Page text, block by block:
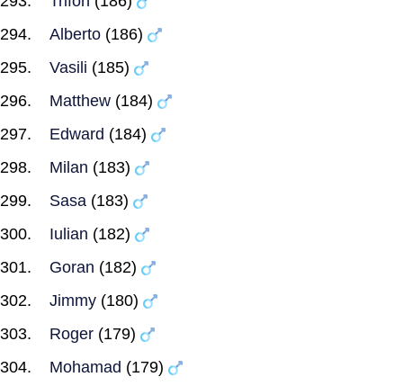
Alberto (186)
Vasili (185)
Matthew (184)
Edward (184)
Milan (183)
Sasa (183)
Iulian (182)
Goran (182)
Jimmy (180)
Roger (179)
Mohamad (179)